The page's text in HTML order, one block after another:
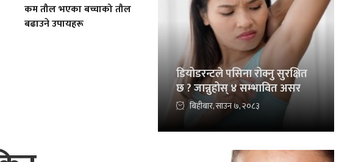
कम तौल भएका बच्चाको तौल
बढाउने उपायहरू
डियोडरन्टले पसिना रोक्नु सुरक्षित
छ ? जान्नुहोस् ४ सम्भावित असर
बिहीबार, साउन ७, २०८३